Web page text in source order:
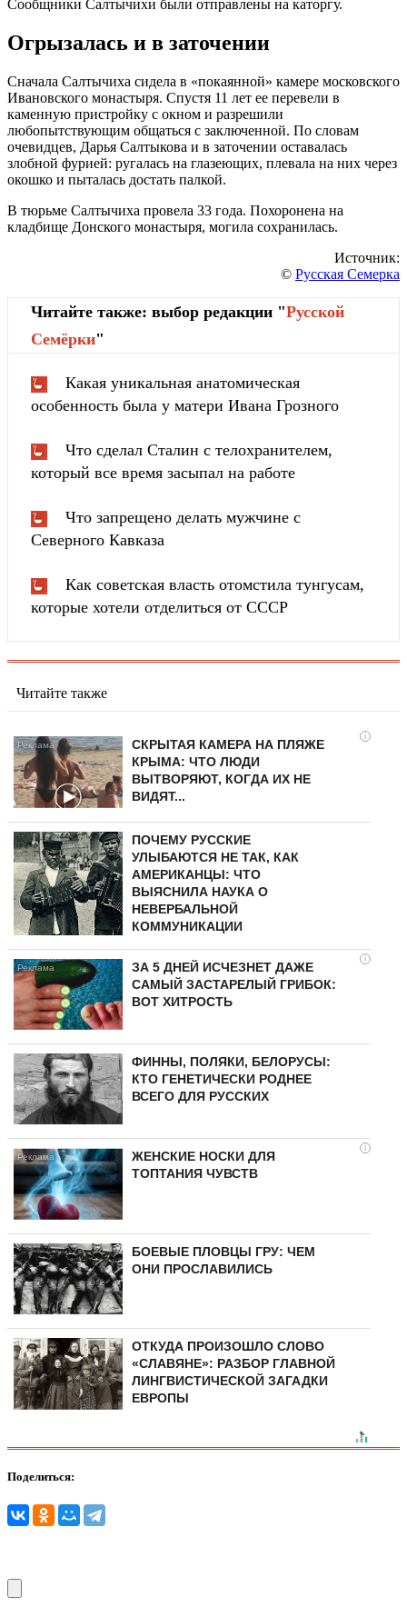
Сообщники Салтычихи были отправлены на каторгу.
Огрызалась и в заточении
Сначала Салтычиха сидела в «покаянной» камере московского
Ивановского монастыря. Спустя 11 лет ее перевели в
каменную пристройку с окном и разрешили
любопытствующим общаться с заключенной. По словам
очевидцев, Дарья Салтыкова и в заточении оставалась
злобной фурией: ругалась на глазеющих, плевала на них через
окошко и пыталась достать палкой.
В тюрьме Салтычиха провела 33 года. Похоронена на
кладбище Донского монастыря, могила сохранилась.
Источник:
© Русская Семерка
Читайте также: выбор редакции "Русской
Cемёрки"
Какая уникальная анатомическая
особенность была у матери Ивана Грозного
Что сделал Сталин с телохранителем,
который все время засыпал на работе
Что запрещено делать мужчине с
Северного Кавказа
Как советская власть отомстила тунгуcaм,
которые хотели отделиться от СССР
Читайте также
i
СКРЫТАЯ КАМЕРА НА ПЛЯЖЕ
КРЫМА: ЧТО ЛЮДИ
ВЫТВОРЯЮТ, КОГДА ИХ НЕ
ВИДЯТ...
ПОЧЕМУ РУССКИЕ
УЛЫБАЮТСЯ НЕ ТАК, КАК
АМЕРИКАНЦЫ: ЧТО
ВЫЯСНИЛА НАУКА О
НЕВЕРБАЛЬНОЙ
КОММУНИКАЦИИ
i
ЗА 5 ДНЕЙ ИСЧЕЗНЕТ ДАЖЕ
САМЫЙ ЗАСТАРЕЛЫЙ ГРИБОК:
ВОТ ХИТРОСТЬ
ФИННЫ, ПОЛЯКИ, БЕЛОРУСЫ:
КТО ГЕНЕТИЧЕСКИ РОДНЕЕ
ВСЕГО ДЛЯ РУССКИХ
i
ЖЕНСКИЕ НОСКИ ДЛЯ
ТОПТАНИЯ ЧУВСТВ
БОЕВЫЕ ПЛОВЦЫ ГРУ: ЧЕМ
ОНИ ПРОСЛАВИЛИСЬ
ОТКУДА ПРОИЗОШЛО СЛОВО
«СЛАВЯНЕ»: РАЗБОР ГЛАВНОЙ
ЛИНГВИСТИЧЕСКОЙ ЗАГАДКИ
ЕВРОПЫ
Поделиться: